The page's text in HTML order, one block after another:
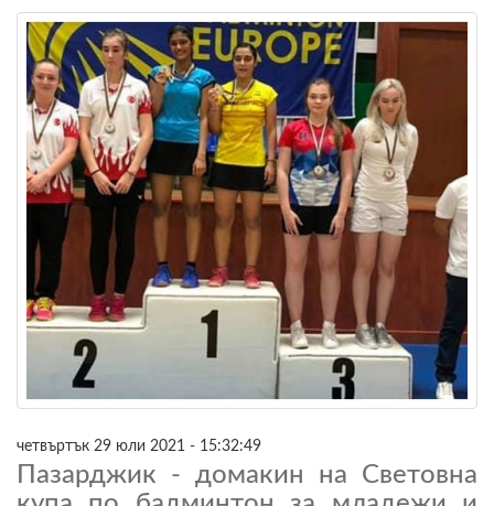
четвъртък 29 юли 2021 - 15:32:49
Пазарджик - домакин на Световна